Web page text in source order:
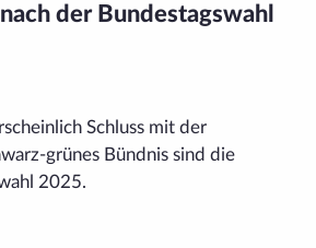
der Bundestagswahl
Schluss mit der
grünes Bündnis sind die
2025.